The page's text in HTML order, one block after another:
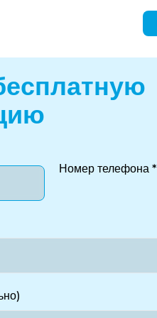
Номер телефона *